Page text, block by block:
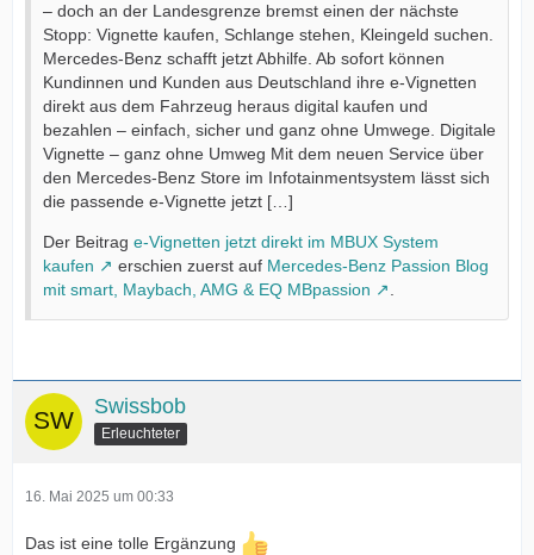
– doch an der Landesgrenze bremst einen der nächste
Stopp: Vignette kaufen, Schlange stehen, Kleingeld suchen.
Mercedes-Benz schafft jetzt Abhilfe. Ab sofort können
Kundinnen und Kunden aus Deutschland ihre e-Vignetten
direkt aus dem Fahrzeug heraus digital kaufen und
bezahlen – einfach, sicher und ganz ohne Umwege. Digitale
Vignette – ganz ohne Umweg Mit dem neuen Service über
den Mercedes-Benz Store im Infotainmentsystem lässt sich
die passende e-Vignette jetzt […]
Der Beitrag e-Vignetten jetzt direkt im MBUX System
kaufen
erschien zuerst auf Mercedes-Benz Passion Blog
mit smart, Maybach, AMG & EQ MBpassion
Swissbob
Erleuchteter
16. Mai 2025 um 00:33
Das ist eine tolle Ergänzung